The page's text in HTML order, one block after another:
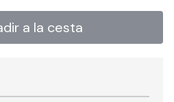
a la cesta